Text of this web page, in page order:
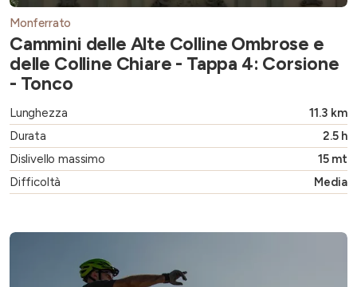
Monferrato
Cammini delle Alte Colline Ombrose e
delle Colline Chiare - Tappa 4: Corsione
- Tonco
Lunghezza
11.3 km
Durata
2.5 h
Dislivello massimo
15 mt
Difficoltà
Media